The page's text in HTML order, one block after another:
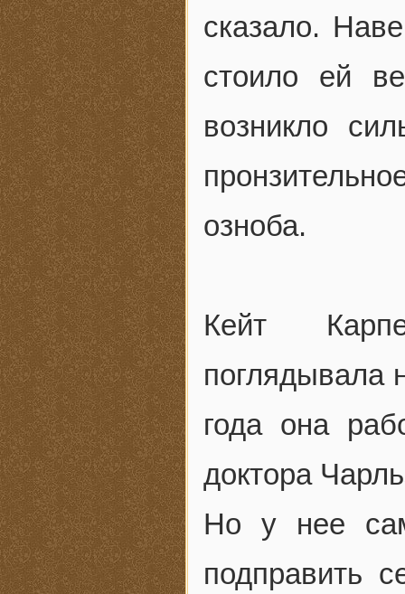
сказало.
стоило ей
возникло
озноба.
Кейт
поглядывала
года она
доктора
Но у нее
подправить